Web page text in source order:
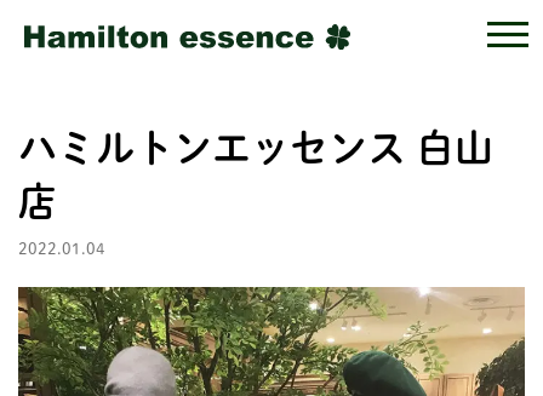
ハミルトンエッセンス 白山
店
2022.01.04